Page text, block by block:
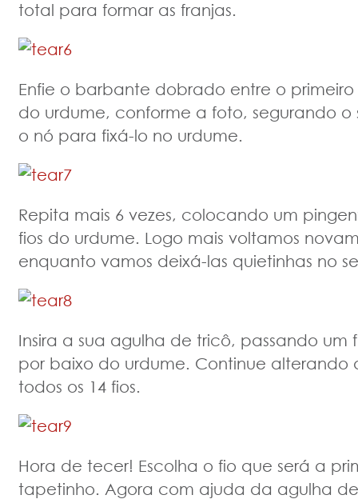
total para formar as franjas.
Enfie o barbante dobrado entre o
do urdume, conforme a foto, segurando o
o nó para fixá-lo no urdume.
Repita mais 6 vezes, colocando um
fios do urdume. Logo mais voltamos
enquanto vamos deixá-las quietinhas no
Insira a sua agulha de tricô, passando um
por baixo do urdume. Continue alterando
todos os 14 fios.
Hora de tecer! Escolha o fio que será a
tapetinho. Agora com ajuda da agulha